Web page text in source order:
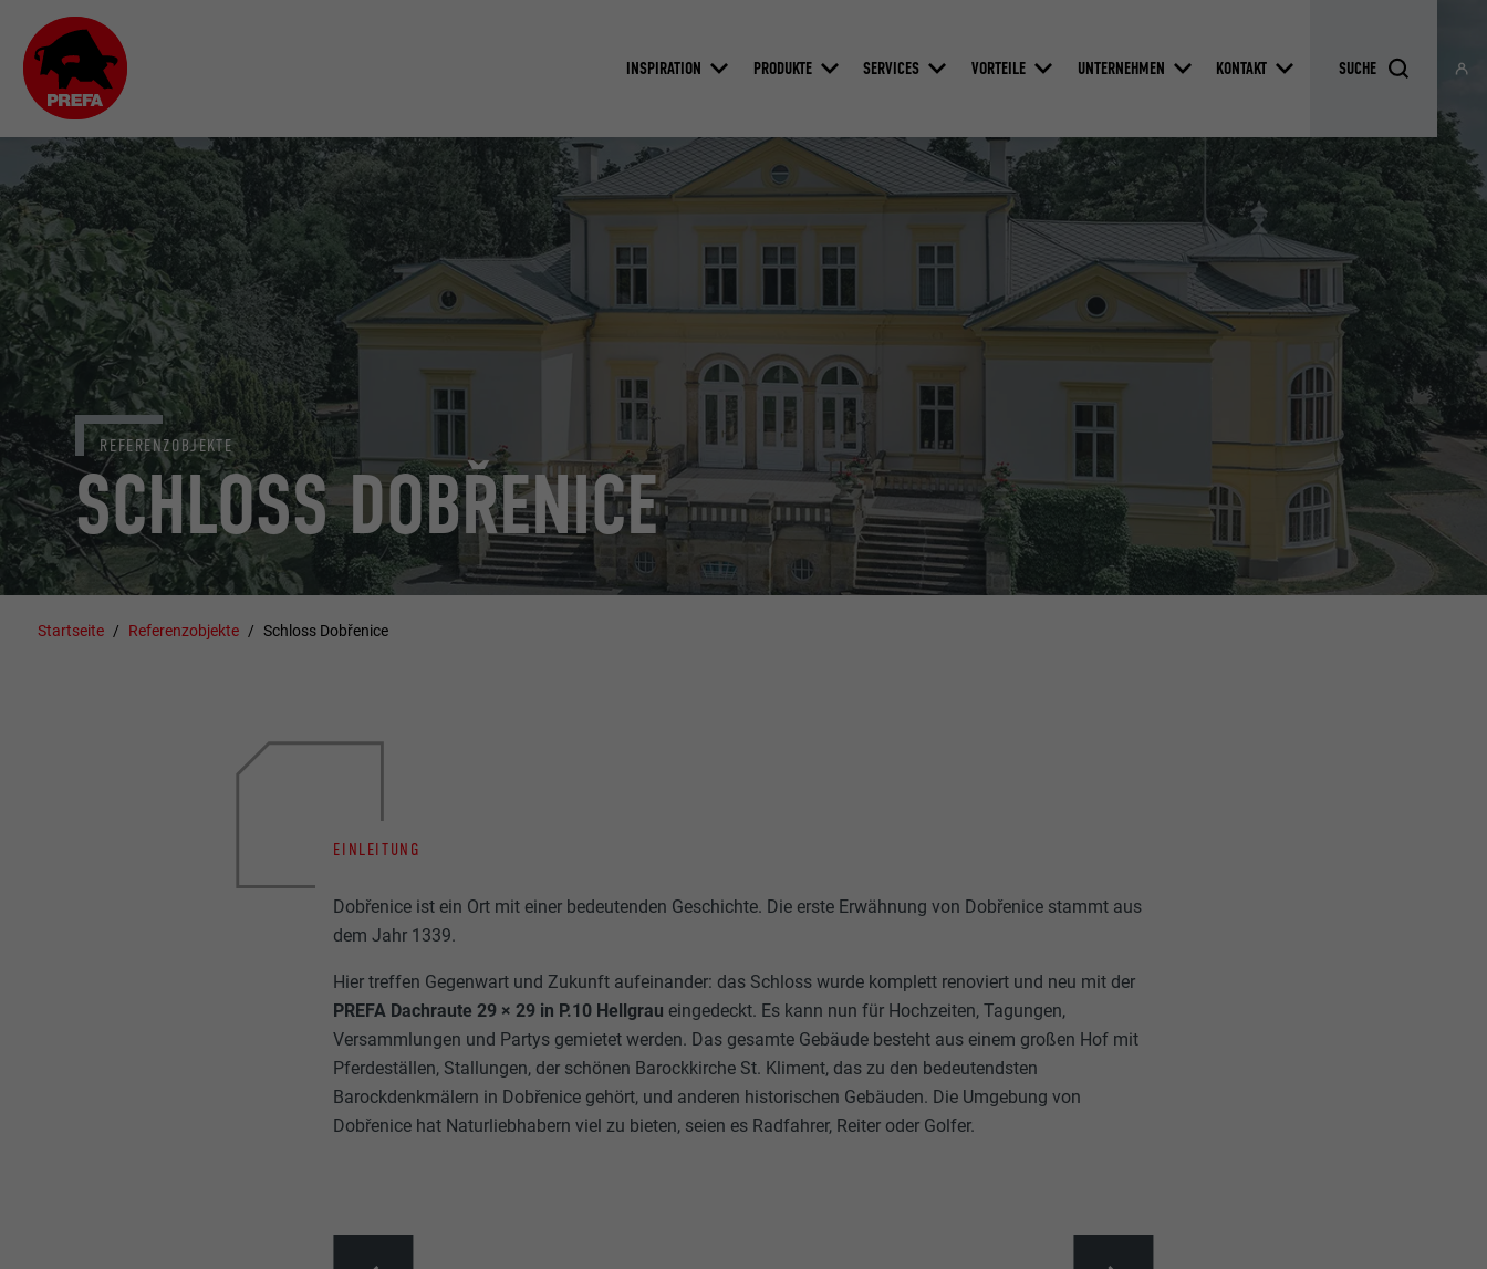
INSPIRATION PRODUKTE SERVICES VORTEILE UNTERNEHMEN KONTAKT
SCHLOSS DOBŘENICE
REFERENZOBJEKTE
Startseite Referenzobjekte Schloss Dobřenice
EINLEITUNG
Dobřenice ist ein Ort mit einer bedeutenden Geschichte. Die erste Erwähnung von Dobřenice stammt aus
dem Jahr 1339.
Hier treffen Gegenwart und Zukunft aufeinander: das Schloss wurde komplett renoviert und neu mit der
PREFA Dachraute 29 × 29 in P.10 Hellgrau eingedeckt. Es kann nun für Hochzeiten, Tagungen,
Versammlungen und Partys gemietet werden. Das gesamte Gebäude besteht aus einem großen Hof mit
Pferdeställen, Stallungen, der schönen Barockkirche St. Kliment, das zu den bedeutendsten
Barockdenkmälern in Dobřenice gehört, und anderen historischen Gebäuden. Die Umgebung von
Dobřenice hat Naturliebhabern viel zu bieten, seien es Radfahrer, Reiter oder Golfer.